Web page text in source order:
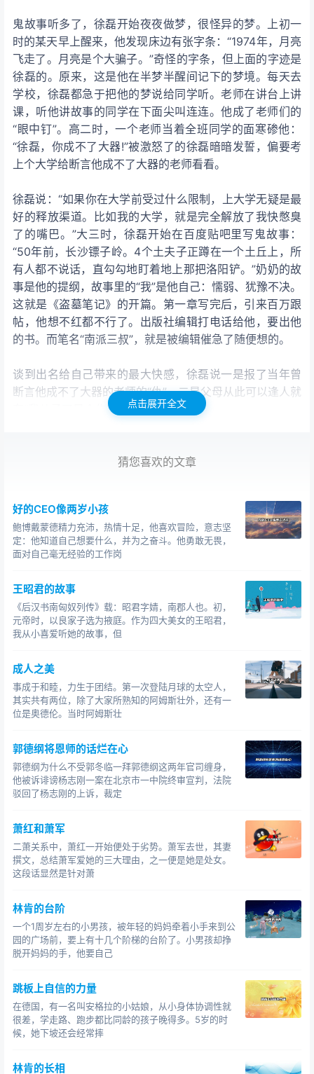
鬼故事听多了，徐磊开始夜夜做梦，很怪异的梦。上初一
时的某天早上醒来，他发现床边有张字条：“1974年，月亮
飞走了。月亮是个大骗子。”奇怪的字条，但上面的字迹是
徐磊的。原来，这是他在半梦半醒间记下的梦境。每天去
学校，徐磊都急于把他的梦说给同学听。老师在讲台上讲
课，听他讲故事的同学在下面尖叫连连。他成了老师们的
“眼中钉”。高二时，一个老师当着全班同学的面寒碜他：
“徐磊，你成不了大器!”被激怒了的徐磊暗暗发誓，偏要考
上个大学给断言他成不了大器的老师看看。
徐磊说：“如果你在大学前受过什么限制，上大学无疑是最
好的释放渠道。比如我的大学，就是完全解放了我快憋臭
了的嘴巴。”大三时，徐磊开始在百度贴吧里写鬼故事：
“50年前，长沙镖子岭。4个土夫子正蹲在一个土丘上，所
有人都不说话，直勾勾地盯着地上那把洛阳铲。”奶奶的故
事是他的提纲，故事里的“我”是他自己：懦弱、犹豫不决。
这就是《盗墓笔记》的开篇。第一章写完后，引来百万跟
帖，他想不红都不行了。出版社编辑打电话给他，要出他
的书。而笔名“南派三叔”，就是被编辑催急了随便想的。
谈到出名给自己带来的最大快感，徐磊说一是报了当年曾
断言他成不了大器的老师的“仇”，二是父母从此可以逢人就
夸“我儿子可是个作家”。点击展开全文
猜您喜欢的文章
好的CEO像两岁小孩
鲍博戴蒙德精力充沛，热情十足，他喜欢冒险，意志坚
定：他知道自己想要什么，并为之奋斗。他勇敢无畏，
面对自己毫无经验的工作岗
王昭君的故事
《后汉书南匈奴列传》载：昭君字婧，南郡人也。初，
元帝时，以良家子选为掖庭。作为四大美女的王昭君，
我从小喜爱听她的故事，但
成人之美
事成于和睦，力生于团结。第一次登陆月球的太空人，
其实共有两位，除了大家所熟知的阿姆斯壮外，还有一
位是奥德伦。当时阿姆斯壮
郭德纲将恩师的话烂在心
郭德纲为什么不受郭冬临一拜郭德纲这两年官司缠身，
他被诉诽谤杨志刚一案在北京市一中院终审宣判，法院
驳回了杨志刚的上诉，裁定
萧红和萧军
二萧关系中，萧红一开始便处于劣势。萧军去世，其妻
撰文，总结萧军爱她的三大理由，之一便是她是处女。
这段话显然是针对萧
林肯的台阶
一个1周岁左右的小男孩，被年轻的妈妈牵着小手来到公
园的广场前，要上有十几个阶梯的台阶了。小男孩却挣
脱开妈妈的手，他要自己
跳板上自信的力量
在德国，有一名叫安格拉的小姑娘，从小身体协调性就
很差，学走路、跑步都比同龄的孩子晚得多。5岁的时
候，她下坡还会经常摔
林肯的长相